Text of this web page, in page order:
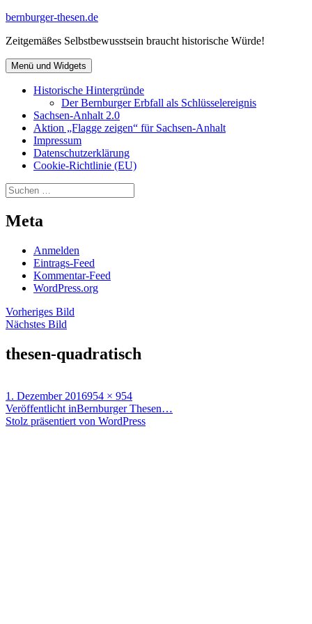
Zum
springen
bernburger-thesen.de
Zeitgemäßes Selbstbewusstsein braucht historische Würde!
Menü und Widgets
Historische Hintergründe
Der Bernburger Erbfall als Schlüsselereignis
Sachsen-Anhalt 2.0
Aktion „Flagge zeigen“ für Sachsen-Anhalt
Impressum
Datenschutz­erklärung
Cookie-Richtlinie (EU)
Suchen
nach:
Meta
Anmelden
Eintrags-Feed
Kommentar-Feed
WordPress.org
Vorheriges Bild
Nächstes Bild
thesen-quadratisch
Veröffentlicht
am
1. Dezember 2016Originalgröße
954 × 954
Beitragsnavigation
Veröffentlicht inBernburger Thesen…
Stolz präsentiert von WordPress